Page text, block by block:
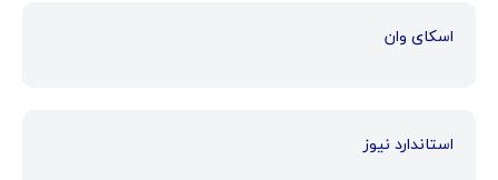
اسکای وان
استاندارد نیوز